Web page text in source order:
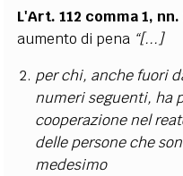
L'Art. 112 comma 1,
aumento di pena “[...]
per chi, anche fuori
numeri seguenti, ha
cooperazione nel
delle persone che
medesimo